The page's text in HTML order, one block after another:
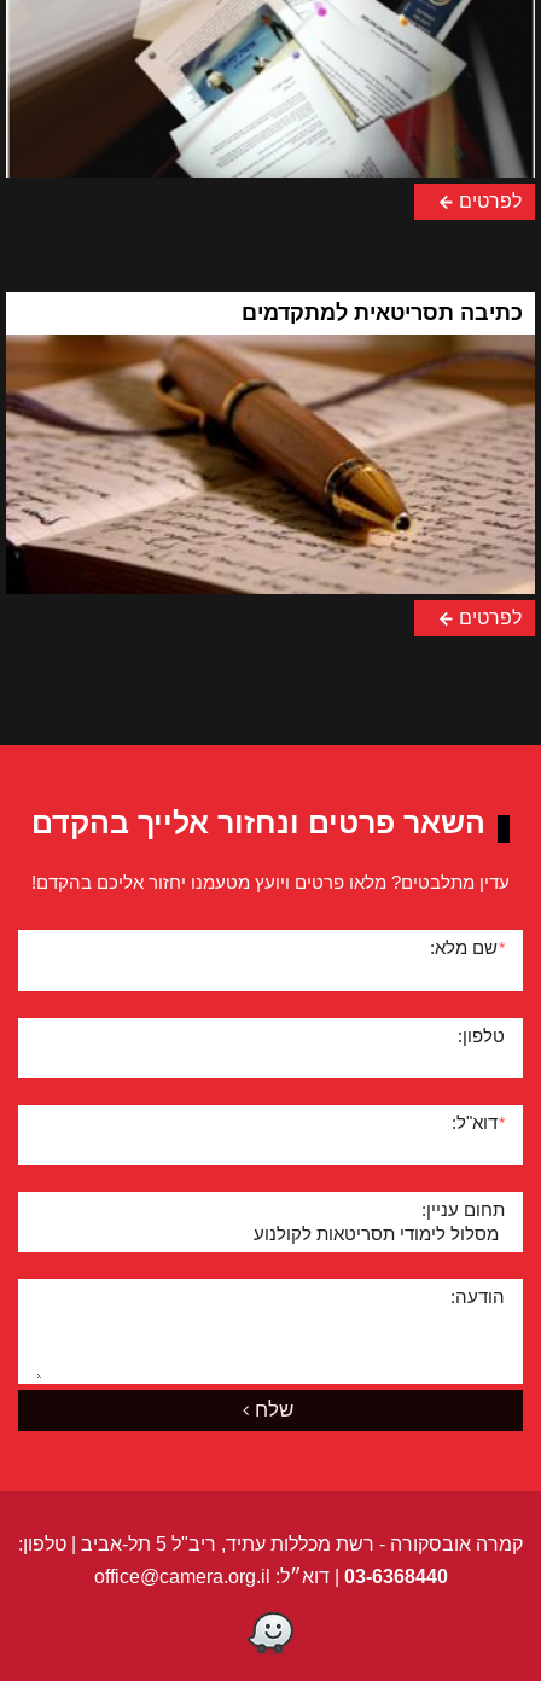
לפרטים
כתיבה תסריטאית למתקדמים
לפרטים
השאר פרטים ונחזור אלייך בהקדם
עדין מתלבטים? מלאו פרטים ויועץ מטעמנו יחזור אליכם בהקדם!
*שם מלא:
טלפון:
*דוא"ל:
תחום עניין:
הודעה:
שלח
קמרה אובסקורה - רשת מכללות עתיד, ריב"ל 5 תל-אביב | טלפון:
03-6368440 | דוא״ל: office@camera.org.il